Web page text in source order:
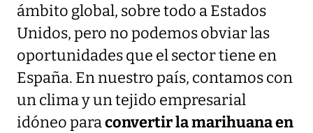
ámbito global, sobre todo a Estados
Unidos, pero no podemos obviar las
oportunidades que el sector tiene en
España. En nuestro país, contamos con
un clima y un tejido empresarial
idóneo paraconvertir la marihuana en